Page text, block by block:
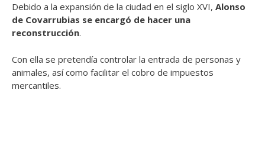
Debido a la expansión de la ciudad en el siglo XVI, Alonso
de Covarrubias se encargó de hacer una
reconstrucción.
Con ella se pretendía controlar la entrada de personas y
animales, así como facilitar el cobro de impuestos
mercantiles.